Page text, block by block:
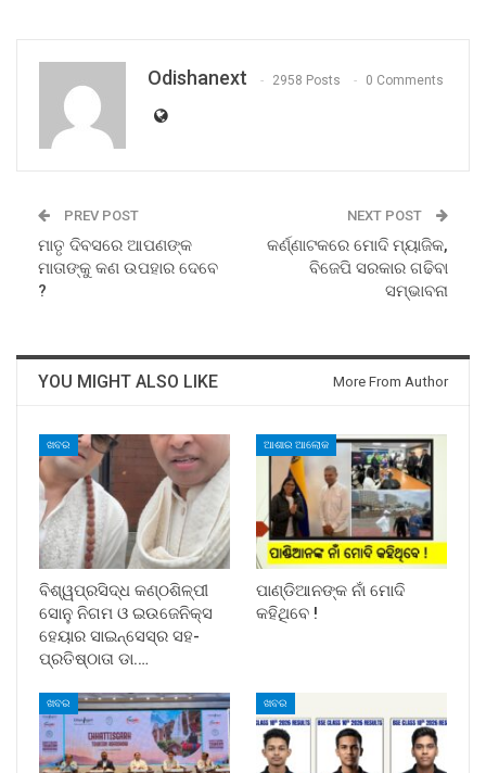
Odishanext 2958 Posts 0 Comments
PREV POST
ମାତୃ ଦିବସରେ ଆପଣଙ୍କ
ମାତାଙ୍କୁ କଣ ଉପହାର ଦେବେ
?
NEXT POST
କର୍ଣ୍ଣାଟକରେ ମୋଦି ମ୍ୟାଜିକ,
ବିଜେପି ସରକାର ଗଢିବା
ସମ୍ଭାବନା
YOU MIGHT ALSO LIKE More From Author
ଖବର
ବିଶ୍ୱପ୍ରସିଦ୍ଧ କଣ୍ଠଶିଳ୍ପୀ
ସୋନୁ ନିଗମ ଓ ଇଉଜେନିକ୍ସ
ହେୟାର ସାଇନ୍ସେସ୍ର ସହ-
ପ୍ରତିଷ୍ଠାତା ଡା.…
ଆଶାର ଆଲୋକ
ପାଣ୍ଡିଆନଙ୍କ ନାଁ ମୋଦି
କହିଥିବେ !
ଖବର ଖବର